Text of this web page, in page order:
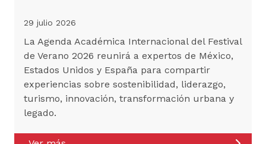
29 julio 2026
La Agenda Académica Internacional del Festival
de Verano 2026 reunirá a expertos de México,
Estados Unidos y España para compartir
experiencias sobre sostenibilidad, liderazgo,
turismo, innovación, transformación urbana y
legado.